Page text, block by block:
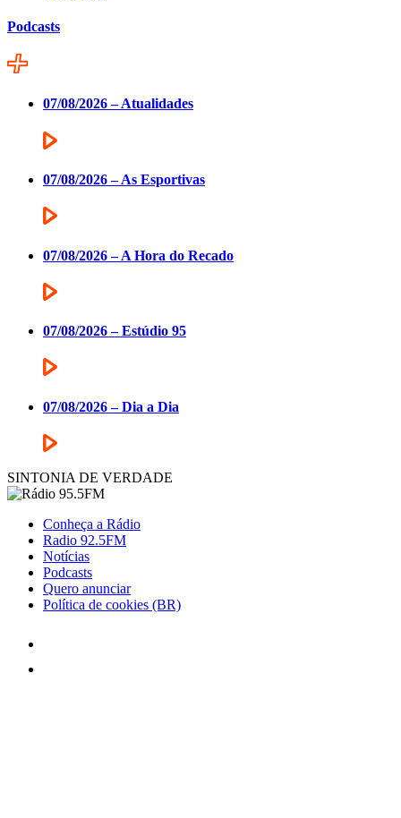
Podcasts
07/08/2026 – Atualidades
07/08/2026 – As Esportivas
07/08/2026 – A Hora do Recado
07/08/2026 – Estúdio 95
07/08/2026 – Dia a Dia
SINTONIA DE VERDADE
Conheça a Rádio
Radio 92.5FM
Notícias
Podcasts
Quero anunciar
Política de cookies (BR)